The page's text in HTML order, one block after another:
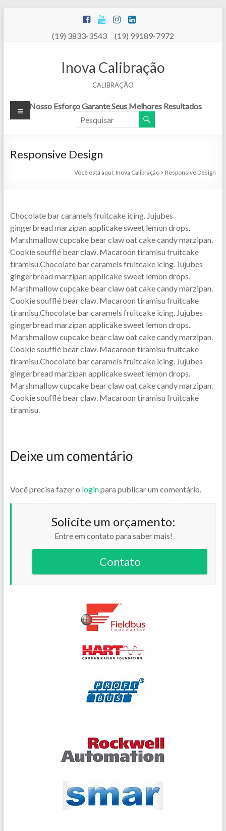
(19) 3833-3543 (19) 99189-7972
Inova Calibração
CALIBRAÇÃO
Nosso Esforço Garante Seus Melhores Resultados
Menu
Responsive Design
Você está aqui: Inova Calibração > Responsive Design
Chocolate bar caramels fruitcake icing. Jujubes
gingerbread marzipan applicake sweet lemon drops.
Marshmallow cupcake bear claw oat cake candy marzipan.
Cookie soufflé bear claw. Macaroon tiramisu fruitcake
tiramisu.Chocolate bar caramels fruitcake icing. Jujubes
gingerbread marzipan applicake sweet lemon drops.
Marshmallow cupcake bear claw oat cake candy marzipan.
Cookie soufflé bear claw. Macaroon tiramisu fruitcake
tiramisu.Chocolate bar caramels fruitcake icing. Jujubes
gingerbread marzipan applicake sweet lemon drops.
Marshmallow cupcake bear claw oat cake candy marzipan.
Cookie soufflé bear claw. Macaroon tiramisu fruitcake
tiramisu.Chocolate bar caramels fruitcake icing. Jujubes
gingerbread marzipan applicake sweet lemon drops.
Marshmallow cupcake bear claw oat cake candy marzipan.
Cookie soufflé bear claw. Macaroon tiramisu fruitcake
tiramisu.
Deixe um comentário
Você precisa fazer o loginpara publicar um comentário.
Solicite um orçamento:
Entre em contato para saber mais!
Contato